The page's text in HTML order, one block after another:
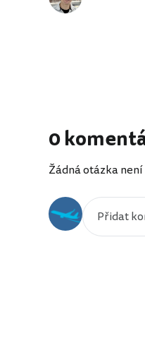
0
Žádná otázka